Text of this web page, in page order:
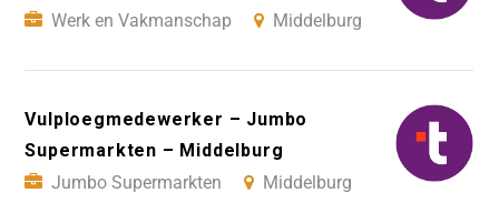
Werk en Vakmanschap
Middelburg
Vulploegmedewerker – Jumbo
Supermarkten – Middelburg
Jumbo Supermarkten
Middelburg